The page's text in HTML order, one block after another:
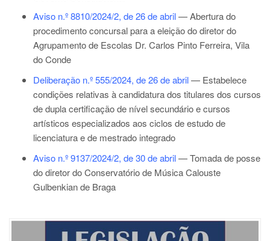
Aviso n.º 8810/2024/2, de 26 de abril— Abertura do
procedimento concursal para a eleição do diretor do
Agrupamento de Escolas Dr. Carlos Pinto Ferreira, Vila
do Conde
Deliberação n.º 555/2024, de 26 de abril— Estabelece
condições relativas à candidatura dos titulares dos cursos
de dupla certificação de nível secundário e cursos
artísticos especializados aos ciclos de estudo de
licenciatura e de mestrado integrado
Aviso n.º 9137/2024/2, de 30 de abril— Tomada de posse
do diretor do Conservatório de Música Calouste
Gulbenkian de Braga